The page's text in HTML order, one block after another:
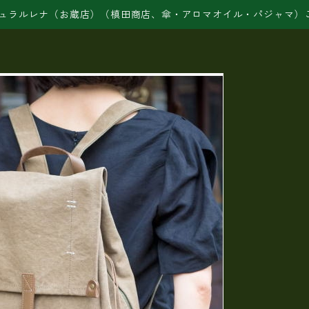
ラルレナ（お蔵店）（槙田商店、傘・アロマオイル・パジャマ）